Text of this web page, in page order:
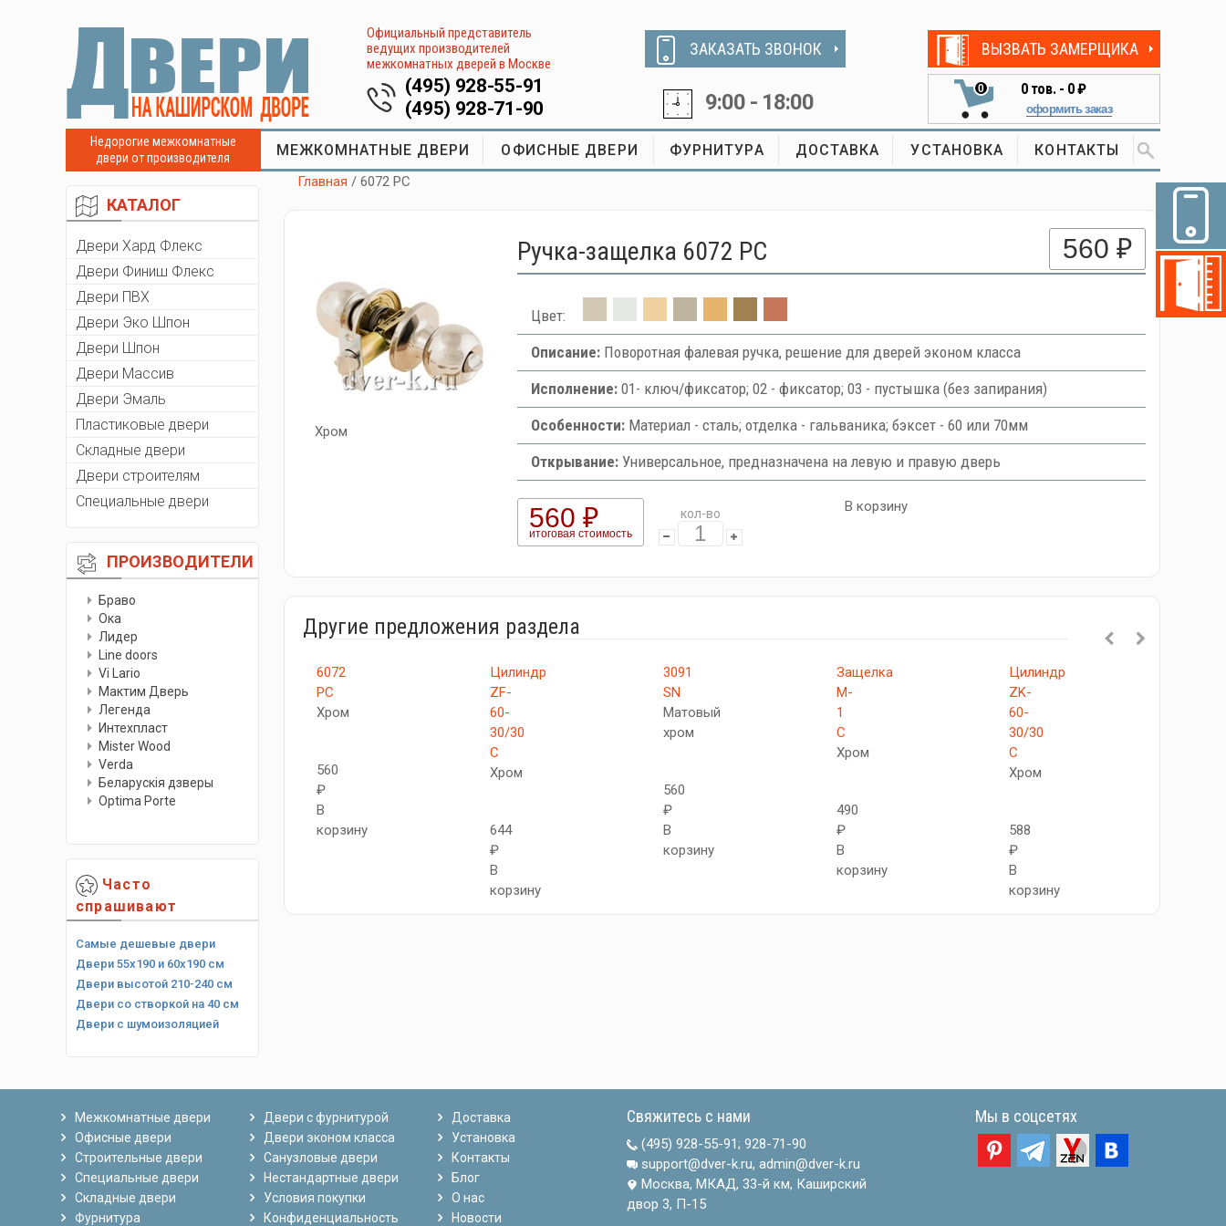
Официальный представитель
ведущих производителей
межкомнатных дверей в Москве
(495) 928-55-91
(495) 928-71-90
ЗАКАЗАТЬ ЗВОНОК
9:00 - 18:00
ВЫЗВАТЬ ЗАМЕРЩИКА
0 0тов. - 0 ₽
оформить заказ
Недорогие межкомнатные
двери от производителя
МЕЖКОМНАТНЫЕ ДВЕРИ ОФИСНЫЕ ДВЕРИ ФУРНИТУРА ДОСТАВКА УСТАНОВКА КОНТАКТЫ
КАТАЛОГ
Двери Хард Флекс
Двери Финиш Флекс
Двери ПВХ
Двери Эко Шпон
Двери Шпон
Двери Массив
Двери Эмаль
Пластиковые двери
Складные двери
Двери строителям
Специальные двери
ПРОИЗВОДИТЕЛИ
Браво
Ока
Лидер
Line doors
Vi Lario
Мактим Дверь
Легенда
Интехпласт
Мister Wood
Verda
Беларускiя дзверы
Optima Porte
Часто
спрашивают
Самые дешевые двери
Двери 55х190 и 60х190 см
Двери высотой 210-240 см
Двери со створкой на 40 см
Двери с шумоизоляцией
Главная / 6072 PC
Хром
Ручка-защелка 6072 PC 560 ₽
Цвет:
Описание:Поворотная фалевая ручка, решение для дверей эконом класса
Исполнение:01- ключ/фиксатор; 02 - фиксатор; 03 - пустышка (без запирания)
Особенности:Материал - сталь; отделка - гальваника; бэксет - 60 или 70мм
Открывание:Универсальное, предназначена на левую и правую дверь
560 ₽
итоговая стоимость
кол-во В корзину
Другие предложения раздела
6072
PC
Хром
560
₽
В
корзину
Цилиндр
ZF-
60-
30/30
C
Хром
644
₽
В
корзину
3091
SN
Матовый
хром
560
₽
В
корзину
Защелка
M-
1
C
Хром
490
₽
В
корзину
Цилиндр
ZK-
60-
30/30
C
Хром
588
₽
В
корзину
Межкомнатные двери
Офисные двери
Строительные двери
Специальные двери
Складные двери
Фурнитура
Двери с фурнитурой
Двери эконом класса
Санузловые двери
Нестандартные двери
Условия покупки
Конфиденциальность
Доставка
Установка
Контакты
Блог
О нас
Новости
Свяжитесь с нами
(495) 928-55-91; 928-71-90
support@dver-k.ru, admin@dver-k.ru
Москва, МКАД, 33-й км, Каширский
двор 3, П-15
Мы в соцсетях